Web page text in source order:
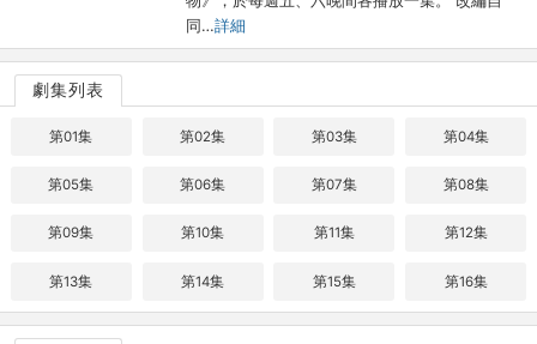
同…詳細
劇集列表
第01集 第02集 第03集 第04集
第05集 第06集 第07集 第08集
第09集 第10集 第11集 第12集
第13集 第14集 第15集 第16集